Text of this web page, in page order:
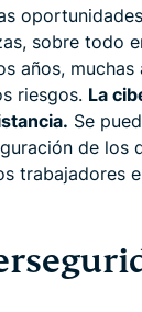
sobre todo
años,
riesgos. La
Se
de los
trabajadores